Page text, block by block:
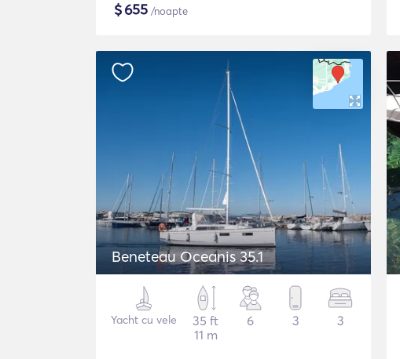
$655 /noapte
Beneteau Oceanis 35.1
Yacht cu vele
35 ft
11 m
6 3 3